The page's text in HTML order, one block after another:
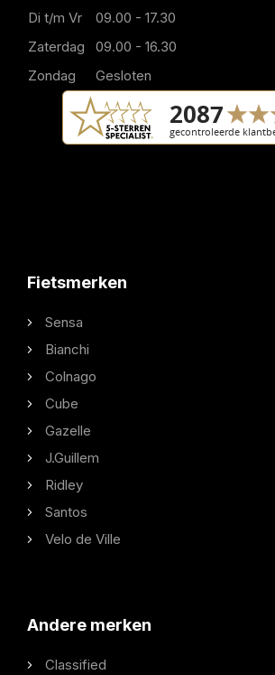
Di t/m Vr
09.00 - 17.30
Zaterdag
09.00 - 16.30
Zondag
Gesloten
Fietsmerken
Sensa
Bianchi
Colnago
Cube
Gazelle
J.Guillem
Ridley
Santos
Velo de Ville
Andere merken
Classified